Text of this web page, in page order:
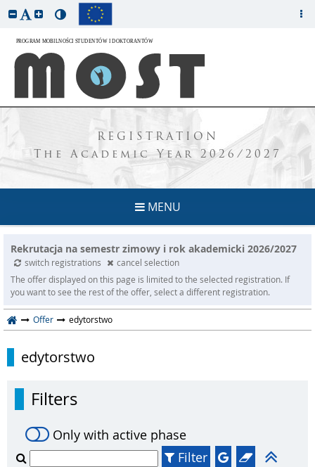
REGISTRATION
The Academic Year 2026/2027
MENU
Rekrutacja na semestr zimowy i rok akademicki 2026/2027
switch registrations
cancel selection
The offer displayed on this page is limited to the selected registration. If
you want to see the rest of the offer, select a different registration.
Offer edytorstwo
edytorstwo
Filters
Only with active phase
Filter